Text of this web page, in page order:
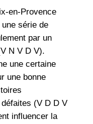
en-Provence
série de
par un
N V D V).
une certaine
une bonne
(V D D V
influencer la